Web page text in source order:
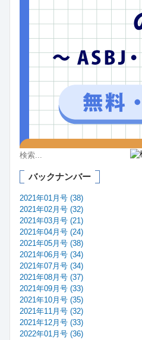
バックナンバー
2021年01月号 (38)
2021年02月号 (32)
2021年03月号 (21)
2021年04月号 (24)
2021年05月号 (38)
2021年06月号 (34)
2021年07月号 (34)
2021年08月号 (37)
2021年09月号 (33)
2021年10月号 (35)
2021年11月号 (32)
2021年12月号 (33)
2022年01月号 (36)